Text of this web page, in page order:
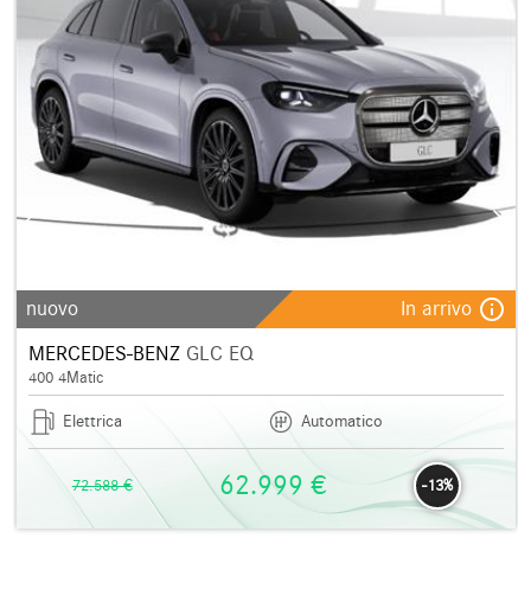
nuovo In arrivo info_outline
MERCEDES-BENZGLC EQ
400 4Matic
Elettrica Automatico
72.588 € -13%
62.999 €